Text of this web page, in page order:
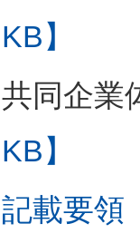
KB】
共同企業
KB】
記載要領